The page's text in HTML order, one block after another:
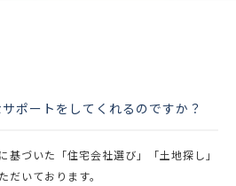
ポートをしてくれるのですか？
基づいた「住宅会社選び」「土地探し」
だいております。